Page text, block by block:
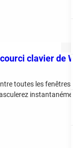
clavier de
toutes les fenêtres